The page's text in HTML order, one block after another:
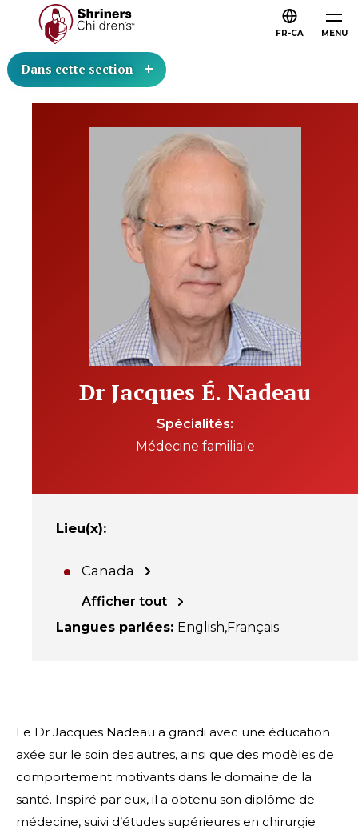
MENU
FR-CA
Dans cette section
Dr Jacques É. Nadeau
Spécialités
Médecine familiale
Lieu(x):
Canada
Afficher tout
Langues parlées: English Français
Le Dr Jacques Nadeau a grandi avec une éducation
axée sur le soin des autres, ainsi que des modèles de
comportement motivants dans le domaine de la
santé. Inspiré par eux, il a obtenu son diplôme de
médecine, suivi d’études supérieures en chirurgie